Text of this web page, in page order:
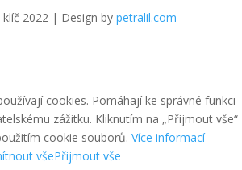
2022 | Design bypetralil.com
cookies. Pomáhají ke správné funkci
zážitku. Kliknutím na „Přijmout vše“
cookie souborů. Více informací
všePřijmout vše